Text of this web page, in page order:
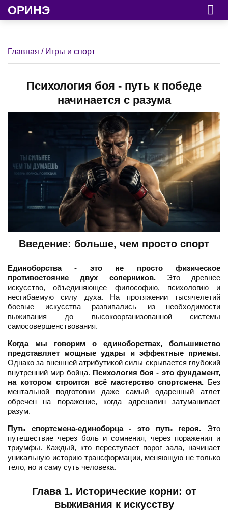
ОРИНЭ
Главная / Игры и спорт
Психология боя - путь к победе
начинается с разума
Введение: больше, чем просто спорт
Единоборства - это не просто физическое
противостояние двух соперников.Это древнее
искусство, объединяющее философию, психологию и
несгибаемую силу духа. На протяжении тысячелетий
боевые искусства развивались из необходимости
выживания до высокоорганизованной системы
самосовершенствования.
Когда мы говорим о единоборствах, большинство
представляет мощные удары и эффектные приемы.
Однако за внешней атрибутикой силы скрывается глубокий
внутренний мир бойца. Психология боя - это фундамент,
на котором строится всё мастерство спортсмена.Без
ментальной подготовки даже самый одаренный атлет
обречен на поражение, когда адреналин затуманивает
разум.
Путь спортсмена-единоборца - это путь героя. Это
путешествие через боль и сомнения, через поражения и
триумфы. Каждый, кто переступает порог зала, начинает
уникальную историю трансформации, меняющую не только
тело, но и саму суть человека.
Глава 1. Исторические корни: от
выживания к искусству